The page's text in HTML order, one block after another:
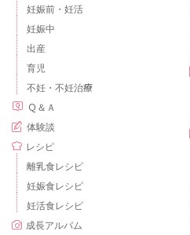
妊娠前・妊活
妊娠中
出産
育児
不妊・不妊治療
Ｑ＆Ａ
体験談
レシピ
離乳食レシピ
妊娠食レシピ
妊活食レシピ
成長アルバム